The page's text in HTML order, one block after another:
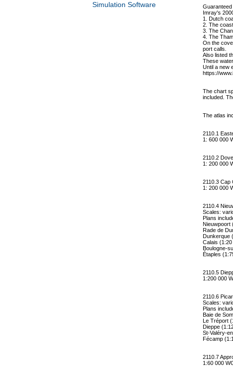
Simulation Software
Guaranteed
Imray's
1. Dutch
2. The
3. The
4. The
On the
port calls.
Also listed
These
Until a new
https://
The chart
included.
The atlas
2110.1
1: 600 000
2110.2
1: 200 000
2110.3 Cap
1: 200 000
2110.4
Scales:
Plans
Nieuwpoort
Rade de
Dunkerque
Calais (1:20
Boulogne-
Étaples
2110.5
1:200 000
2110.6
Scales:
Plans
Baie de
Le Tréport
Dieppe
St-Valéry-
Fécamp
2110.7
1:60 000